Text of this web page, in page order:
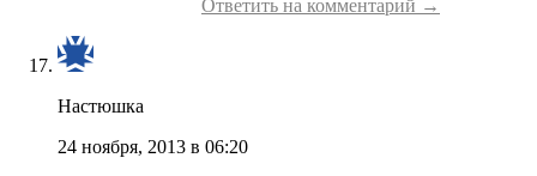
Ответить на комментарий →
Настюшка
24 ноября, 2013 в 06:20